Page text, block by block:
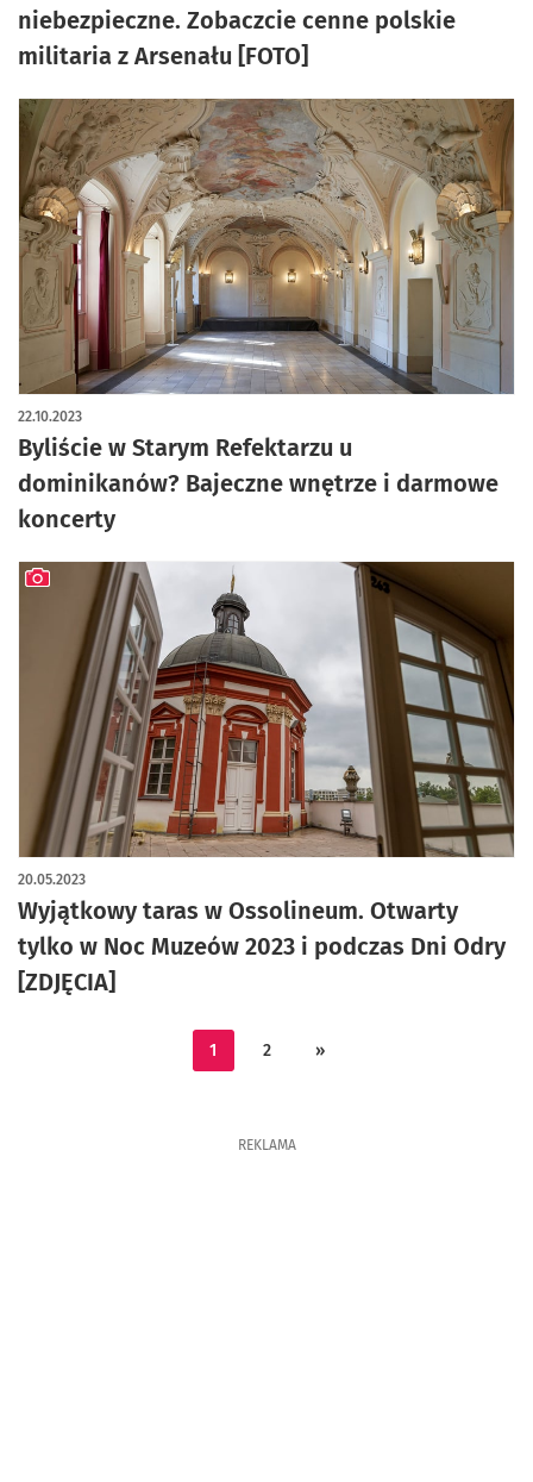
niebezpieczne. Zobaczcie cenne polskie
militaria z Arsenału [FOTO]
Byliście w Starym Refektarzu u
dominikanów? Bajeczne wnętrze i darmowe
koncerty
22.10.2023
Wyjątkowy taras w Ossolineum. Otwarty
tylko w Noc Muzeów 2023 i podczas Dni Odry
[ZDJĘCIA]
20.05.2023
artykuł z galerią zdjęć
1 2 »
REKLAMA